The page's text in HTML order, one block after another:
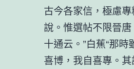
古今各家信，極慮
說。惟選帖不限晉
十通云。”白蕉“那時
喜博，我自喜專。